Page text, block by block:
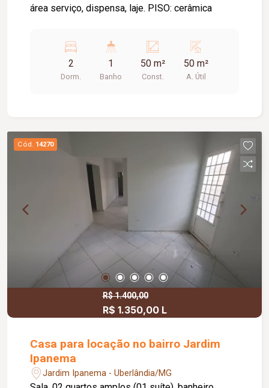
área serviço, dispensa, laje. PISO: cerâmica
2
Dorm.
1
Banho
50 m²
Const.
50 m²
A. Útil
Cód. 14270
R$ 1.400,00
R$ 1.350,00 L
Casa para locação no bairro Jardim
Ipanema
Jardim Ipanema - Uberlândia/MG